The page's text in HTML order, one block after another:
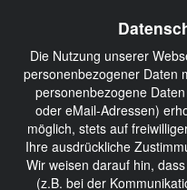
Die Nutzung unserer
personenbezogener Daten
personenbezogene
oder eMail-Adressen)
möglich, stets auf
Ihre ausdrückliche
Wir weisen darauf hin,
(z.B. bei der